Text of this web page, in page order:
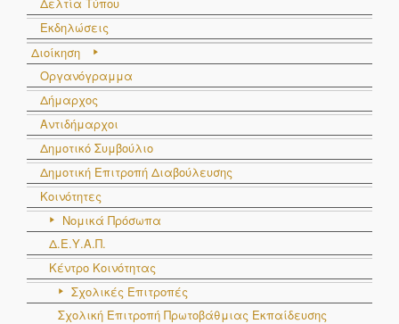
Εκδηλώσεις
Διοίκηση
Οργανόγραμμα
Δήμαρχος
Αντιδήμαρχοι
Δημοτικό Συμβούλιο
Δημοτική Επιτροπή Διαβούλευσης
Κοινότητες
Νομικά Πρόσωπα
Δ.Ε.Υ.Α.Π.
Κέντρο Κοινότητας
Σχολικές Επιτροπές
Σχολική Επιτροπή Πρωτοβάθμιας Εκπαίδευσης